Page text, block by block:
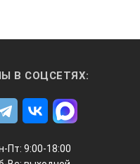
а также для
объекта контроля и т.д.);
В СОЦСЕТЯХ:
Пт: 9:00-18:00